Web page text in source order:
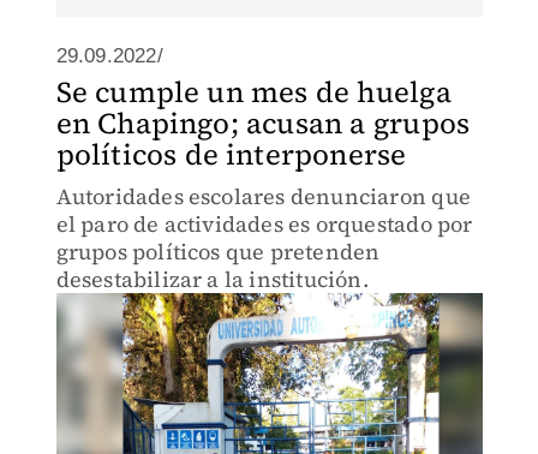
29.09.2022/
Se cumple un mes de huelga
en Chapingo; acusan a grupos
políticos de interponerse
Autoridades escolares denunciaron que
el paro de actividades es orquestado por
grupos políticos que pretenden
desestabilizar a la institución.